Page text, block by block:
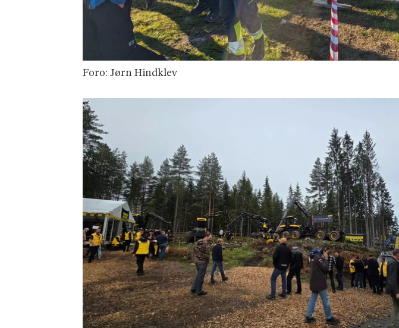
Foro: Jørn Hindklev